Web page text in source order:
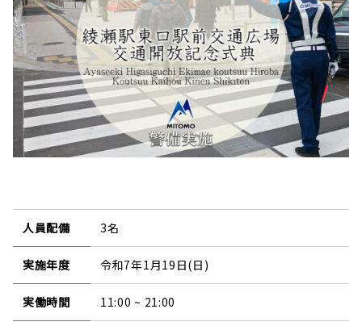
人員配備 3名
実施年度 令和7年1月19日(日)
実働時間 11:00 ~ 21:00